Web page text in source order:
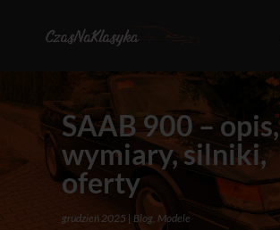
SAAB 900 – opis,
wymiary, silniki,
oferty
grudzień 2025 Blog, Modele